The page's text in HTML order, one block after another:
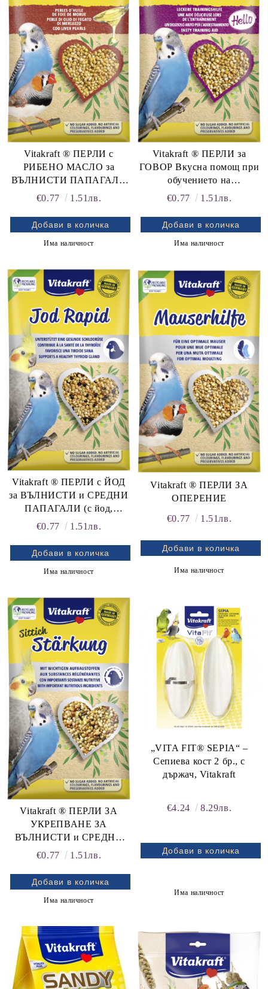
Vitakraft ® ПЕРЛИ с
РИБЕНО МАСЛО за
ВЪЛНИСТИ ПАПАГАЛИ
и ЕКЗОТИЧНИ ПТИЦИ (с
€0.77 1.51лв.
Има наличност
Vitakraft ® ПЕРЛИ за
ГОВОР Вкусна помощ при
обучението на
ВЪЛНИСТИТЕ
€0.77 1.51лв.
Има наличност
Vitakraft ® ПЕРЛИ с ЙОД
за ВЪЛНИСТИ и СРЕДНИ
ПАПАГАЛИ (с йод,
полезен за здравето на
€0.77 1.51лв.
Има наличност
Vitakraft ® ПЕРЛИ ЗА
ОПЕРЕНИЕ
€0.77 1.51лв.
Има наличност
Vitakraft ® ПЕРЛИ ЗА
УКРЕПВАНЕ ЗА
ВЪЛНИСТИ и СРЕДНИ
ПАПАГАЛИ, с важни
€0.77 1.51лв.
Има наличност
„VITA FIT® SEPIA“ –
Сепиева кост 2 бр., с
държач, Vitakraft
€4.24 8.29лв.
Има наличност